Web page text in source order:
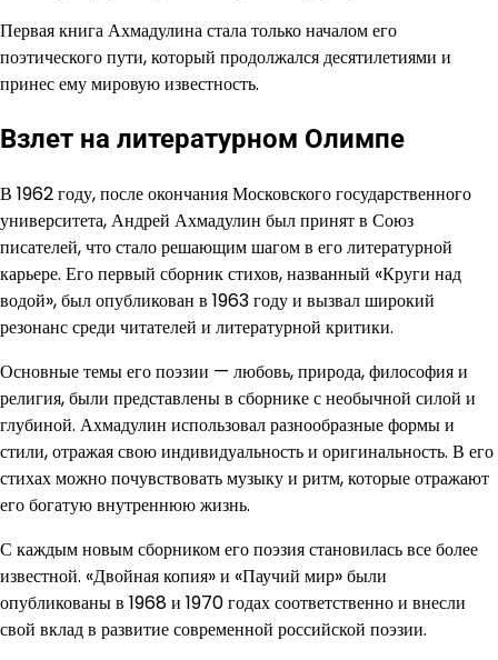
Первая книга Ахмадулина стала только началом его
поэтического пути, который продолжался десятилетиями и
принес ему мировую известность.
Взлет на литературном Олимпе
В 1962 году, после окончания Московского государственного
университета, Андрей Ахмадулин был принят в Союз
писателей, что стало решающим шагом в его литературной
карьере. Его первый сборник стихов, названный «Круги над
водой», был опубликован в 1963 году и вызвал широкий
резонанс среди читателей и литературной критики.
Основные темы его поэзии — любовь, природа, философия и
религия, были представлены в сборнике с необычной силой и
глубиной. Ахмадулин использовал разнообразные формы и
стили, отражая свою индивидуальность и оригинальность. В его
стихах можно почувствовать музыку и ритм, которые отражают
его богатую внутреннюю жизнь.
С каждым новым сборником его поэзия становилась все более
известной. «Двойная копия» и «Паучий мир» были
опубликованы в 1968 и 1970 годах соответственно и внесли
свой вклад в развитие современной российской поэзии.